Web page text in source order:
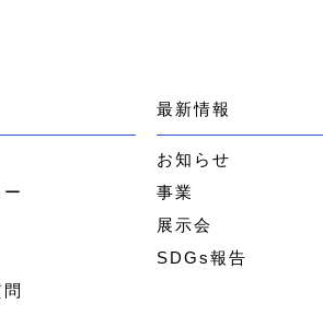
最新情報
お知らせ
事業
展示会
SDGs報告